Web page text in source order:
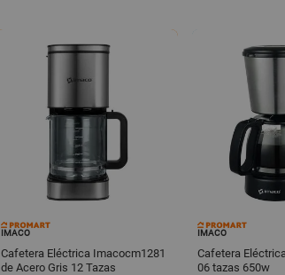
IMACO
Cafetera Eléctrica Imacocm1281
de Acero Gris 12 Tazas
IMACO
Cafetera
06 tazas 650w